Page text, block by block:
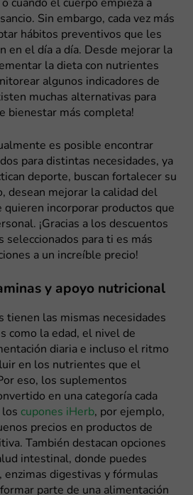
cuando el cuerpo empieza a
Sin embargo, cada vez más
hábitos preventivos que les
en el día a día. Desde mejorar la
la dieta con nutrientes
algunos indicadores de
muchas alternativas para
bienestar más completa!
es posible encontrar
para distintas necesidades, ya
deporte, buscan fortalecer su
desean mejorar la calidad del
incorporar productos que
¡Gracias a los descuentos
seleccionados para ti es más
a un increíble precio!
y apoyo nutricional
tienen las mismas necesidades
como la edad, el nivel de
diaria e incluso el ritmo
en los nutrientes que el
eso, los suplementos
en una categoría cada
los cupones iHerb, por ejemplo,
precios en productos de
También destacan opciones
intestinal, donde puedes
enzimas digestivas y fórmulas
parte de una alimentación